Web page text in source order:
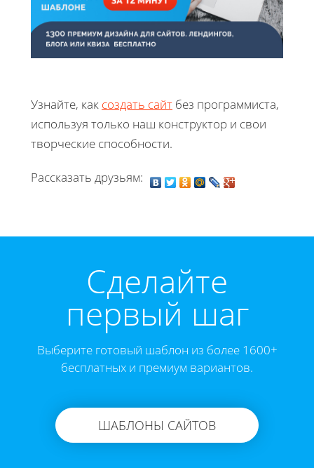
Узнайте, как создать сайт без программиста,
используя только наш конструктор и свои
творческие способности.
Рассказать друзьям:
Cделайте
первый шаг
Выберите готовый шаблон из более 1600+
бесплатных и премиум вариантов.
ШАБЛОНЫ САЙТОВ